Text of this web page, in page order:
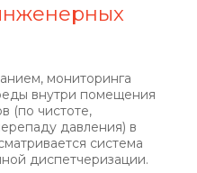
мониторинга
внутри помещения
(по чистоте,
давления) в
система
диспетчеризации.